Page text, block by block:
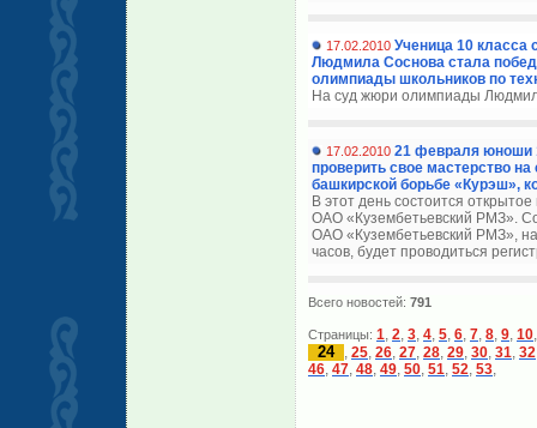
17.02.2010 Ученица 10
Людмила Соснова стала
олимпиады школьников по
На суд жюри олимпиады
17.02.2010 21 февраля юноши
проверить свое мастерство
башкирской борьбе «Курэш»,
В этот день состоится
ОАО «Кузембетьевский РМЗ».
ОАО «Кузембетьевский РМЗ»,
часов, будет проводиться
Всего новостей: 791
Страницы: 1, 2, 3, 4, 5, 6, 7, 8, 9, 10
24 , 25, 26, 27, 28, 29, 30, 31, 32
46, 47, 48, 49, 50, 51, 52, 53,